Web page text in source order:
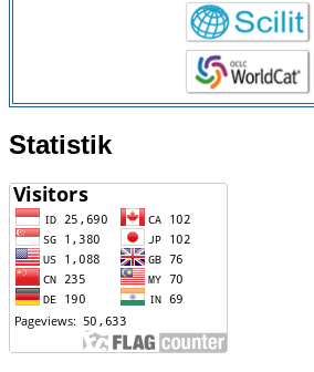
Statistik